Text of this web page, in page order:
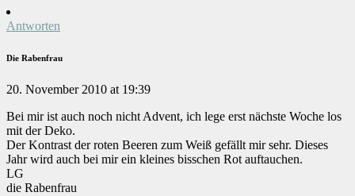
Antworten
Die Rabenfrau
20. November 2010 at 19:39
Bei mir ist auch noch nicht Advent, ich lege erst nächste Woche los
mit der Deko.
Der Kontrast der roten Beeren zum Weiß gefällt mir sehr. Dieses
Jahr wird auch bei mir ein kleines bisschen Rot auftauchen.
LG
die Rabenfrau